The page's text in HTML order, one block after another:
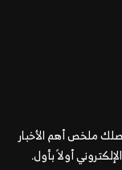
ملخص أهم الأخبار
أولاً بأول.